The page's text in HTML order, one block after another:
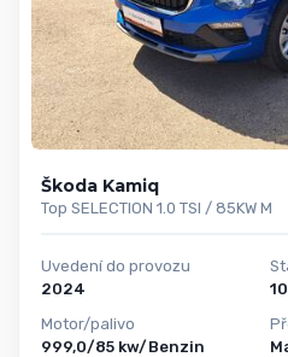
Škoda Kamiq
Top SELECTION 1.0 TSI / 85KW M
Uvedení do provozu
2024
Motor/palivo
999,0/85 kw/Benzin